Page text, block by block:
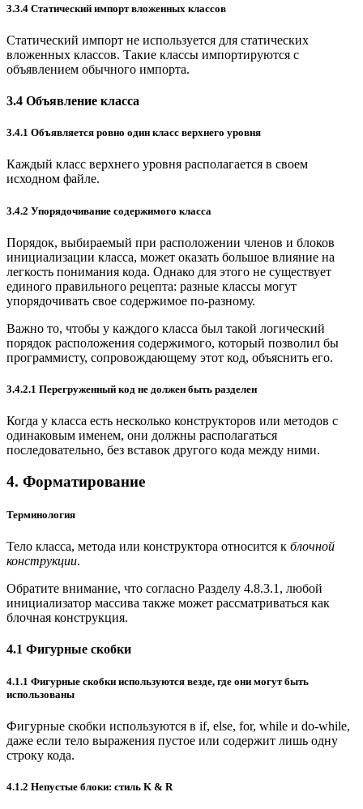
3.3.4 Статический импорт вложенных классов
Статический импорт не используется для статических
вложенных классов. Такие классы импортируются с
объявлением обычного импорта.
3.4 Объявление класса
3.4.1 Объявляется ровно один класс верхнего уровня
Каждый класс верхнего уровня располагается в своем
исходном файле.
3.4.2 Упорядочивание содержимого класса
Порядок, выбираемый при расположении членов и блоков
инициализации класса, может оказать большое влияние на
легкость понимания кода. Однако для этого не существует
единого правильного рецепта: разные классы могут
упорядочивать свое содержимое по-разному.
Важно то, чтобы у каждого класса был такой логический
порядок расположения содержимого, который позволил бы
программисту, сопровождающему этот код, объяснить его.
3.4.2.1 Перегруженный код не должен быть разделен
Когда у класса есть несколько конструкторов или методов с
одинаковым именем, они должны располагаться
последовательно, без вставок другого кода между ними.
4. Форматирование
Терминология
Тело класса, метода или конструктора относится к блочной
конструкции.
Обратите внимание, что согласно Разделу 4.8.3.1, любой
инициализатор массива также может рассматриваться как
блочная конструкция.
4.1 Фигурные скобки
4.1.1 Фигурные скобки используются везде, где они могут быть
использованы
Фигурные скобки используются в if, else, for, while и do-while,
даже если тело выражения пустое или содержит лишь одну
строку кода.
4.1.2 Непустые блоки: стиль K & R